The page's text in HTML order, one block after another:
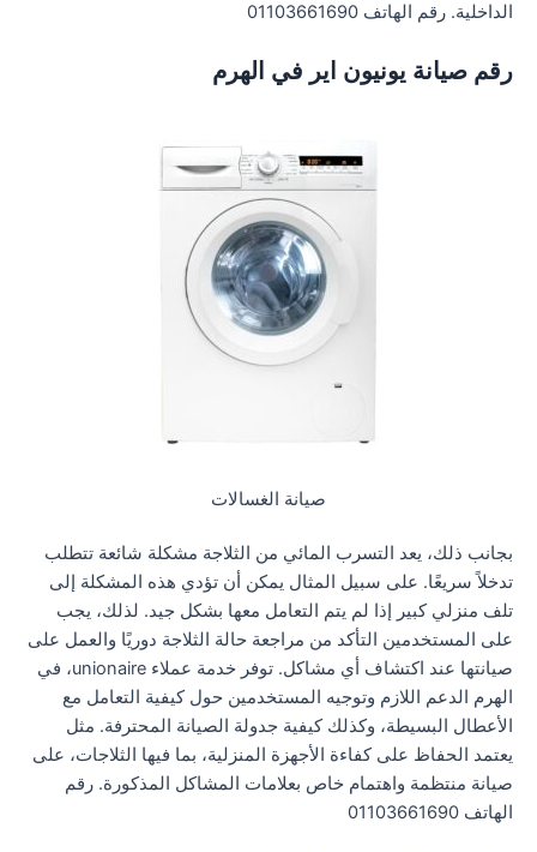
الداخلية. رقم الهاتف 01103661690
رقم صيانة يونيون اير في الهرم
صيانة الغسالات
بجانب ذلك، يعد التسرب المائي من الثلاجة مشكلة شائعة تتطلب
تدخلاً سريعًا. على سبيل المثال يمكن أن تؤدي هذه المشكلة إلى
تلف منزلي كبير إذا لم يتم التعامل معها بشكل جيد. لذلك، يجب
على المستخدمين التأكد من مراجعة حالة الثلاجة دوريًا والعمل على
صيانتها عند اكتشاف أي مشاكل. توفر خدمة عملاء unionaire، في
الهرم الدعم اللازم وتوجيه المستخدمين حول كيفية التعامل مع
الأعطال البسيطة، وكذلك كيفية جدولة الصيانة المحترفة. مثل
يعتمد الحفاظ على كفاءة الأجهزة المنزلية، بما فيها الثلاجات، على
صيانة منتظمة واهتمام خاص بعلامات المشاكل المذكورة. رقم
الهاتف 01103661690